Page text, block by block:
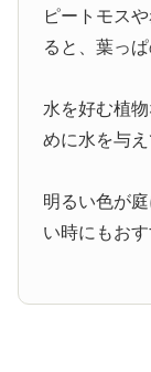
ピートモス
ると、葉っ
水を好む植
めに水を与え
明るい色が
い時にもおす